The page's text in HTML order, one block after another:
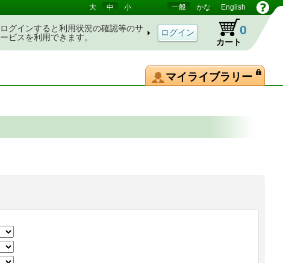
大 中 小 一般 かな English
ログインすると利用状況の確認等のサ
ービスを利用できます。
カート
0
マイライブラリー